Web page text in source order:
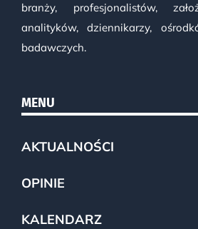
branży, profesjonalistów,
analityków, dziennikarzy,
badawczych.
MENU
AKTUALNOŚCI
OPINIE
KALENDARZ